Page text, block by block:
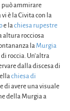
può ammirare
è la Civita con la
e lachiesa rupestre
altura rocciosa
la Murgia
roccia. Un’altra
dalla discesa di
chiesa di
di avere una visuale
della Murgia a